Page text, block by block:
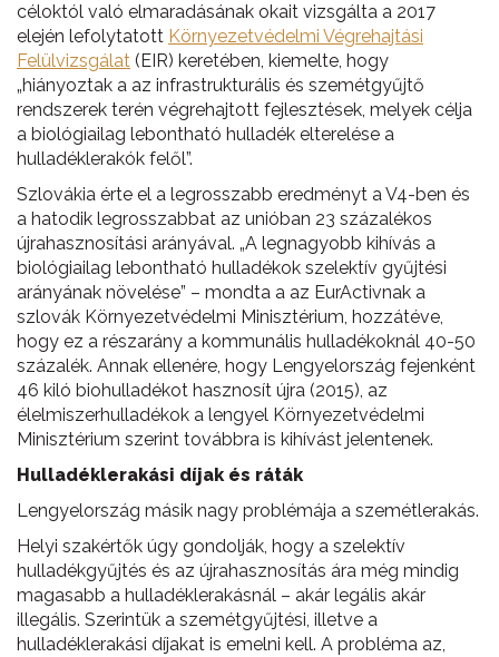
céloktól való elmaradásának okait vizsgálta a 2017
elején lefolytatott Környezetvédelmi Végrehajtási
Felülvizsgálat (EIR) keretében, kiemelte, hogy
„hiányoztak a az infrastrukturális és szemétgyűjtő
rendszerek terén végrehajtott fejlesztések, melyek célja
a biológiailag lebontható hulladék elterelése a
hulladéklerakók felől”.
Szlovákia érte el a legrosszabb eredményt a V4-ben és
a hatodik legrosszabbat az unióban 23 százalékos
újrahasznosítási arányával. „A legnagyobb kihívás a
biológiailag lebontható hulladékok szelektív gyűjtési
arányának növelése” – mondta a az EurActivnak a
szlovák Környezetvédelmi Minisztérium, hozzátéve,
hogy ez a részarány a kommunális hulladékoknál 40-50
százalék. Annak ellenére, hogy Lengyelország fejenként
46 kiló biohulladékot hasznosít újra (2015), az
élelmiszerhulladékok a lengyel Környezetvédelmi
Minisztérium szerint továbbra is kihívást jelentenek.
Hulladéklerakási díjak és ráták
Lengyelország másik nagy problémája a szemétlerakás.
Helyi szakértők úgy gondolják, hogy a szelektív
hulladékgyűjtés és az újrahasznosítás ára még mindig
magasabb a hulladéklerakásnál – akár legális akár
illegális. Szerintük a szemétgyűjtési, illetve a
hulladéklerakási díjakat is emelni kell. A probléma az,